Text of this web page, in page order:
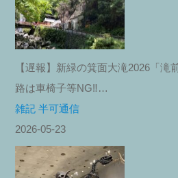
【遅報】新緑の箕面大滝2026「滝
路は車椅子等NG‼︎…
雑記 半可通信
2026-05-23